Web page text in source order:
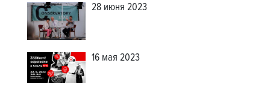
28 июня 2023
16 мая 2023